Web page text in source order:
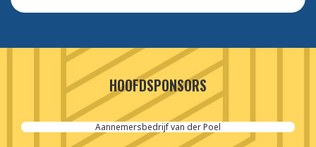
HOOFDSPONSORS
Aannemersbedrijf van der Poel